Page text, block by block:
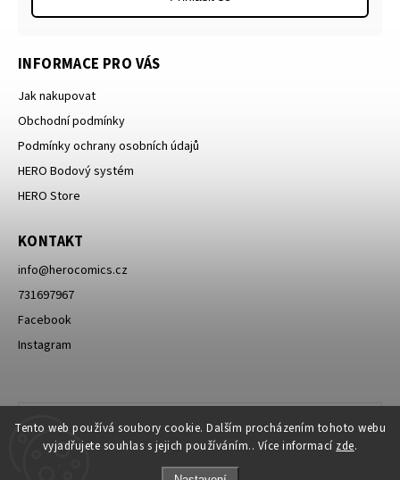
Tento web používá soubory cookie. Dalším procházením tohoto webu
vyjadřujete souhlas s jejich používáním.. Více informací zde.
INFORMACE PRO VÁS
Jak nakupovat
Obchodní podmínky
Podmínky ochrany osobních údajů
HERO Bodový systém
HERO Store
KONTAKT
info@herocomics.cz
731697967
Facebook
Instagram